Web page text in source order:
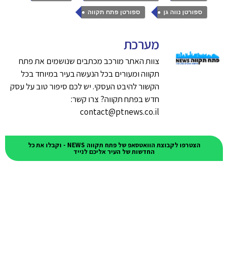
ספורטן נווה גן , ספורטן פתח תקווה
מערכת
צוות האתר מורכב מכתבים שנושמים את פתח
תקווה ומעורים בכל הנעשה בעיר במיוחד בכל
הקשור להיבט העסקי. יש לכם סיפור טוב על עסק
חדש בפתח תקווה? צרו קשר:
contact@ptnews.co.il
הצטרפו לקבוצת הוואטסאפ של פתח תקווה NEWS - וקבלו את כל
החדשות של העיר אליכם לנייד